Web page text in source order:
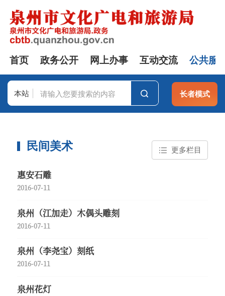
首页 政务公开 网上办事 互动交流 公共服
本站 长者模式
民间美术 更多栏目
惠安石雕
2016-07-11
泉州（江加走）木偶头雕刻
2016-07-11
泉州（李尧宝）刻纸
2016-07-11
泉州花灯